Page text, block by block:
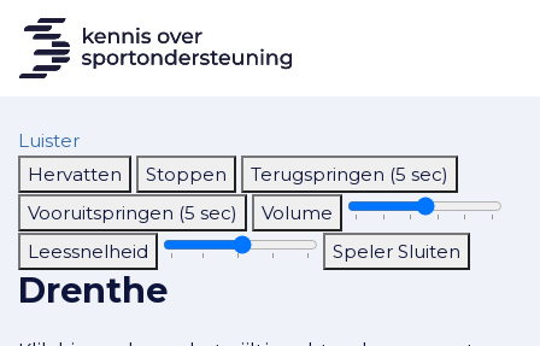
Luister
Hervatten
Stoppen
Terugspringen (5 sec)
Vooruitspringen (5 sec)
Volume
Leessnelheid
Speler Sluiten
Drenthe